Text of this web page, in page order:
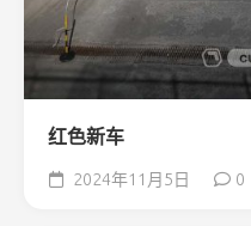
红色新车
2024年11月5日 0